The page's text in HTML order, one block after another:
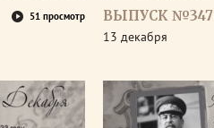
51 просмотр ВЫПУСК №347
13 декабря